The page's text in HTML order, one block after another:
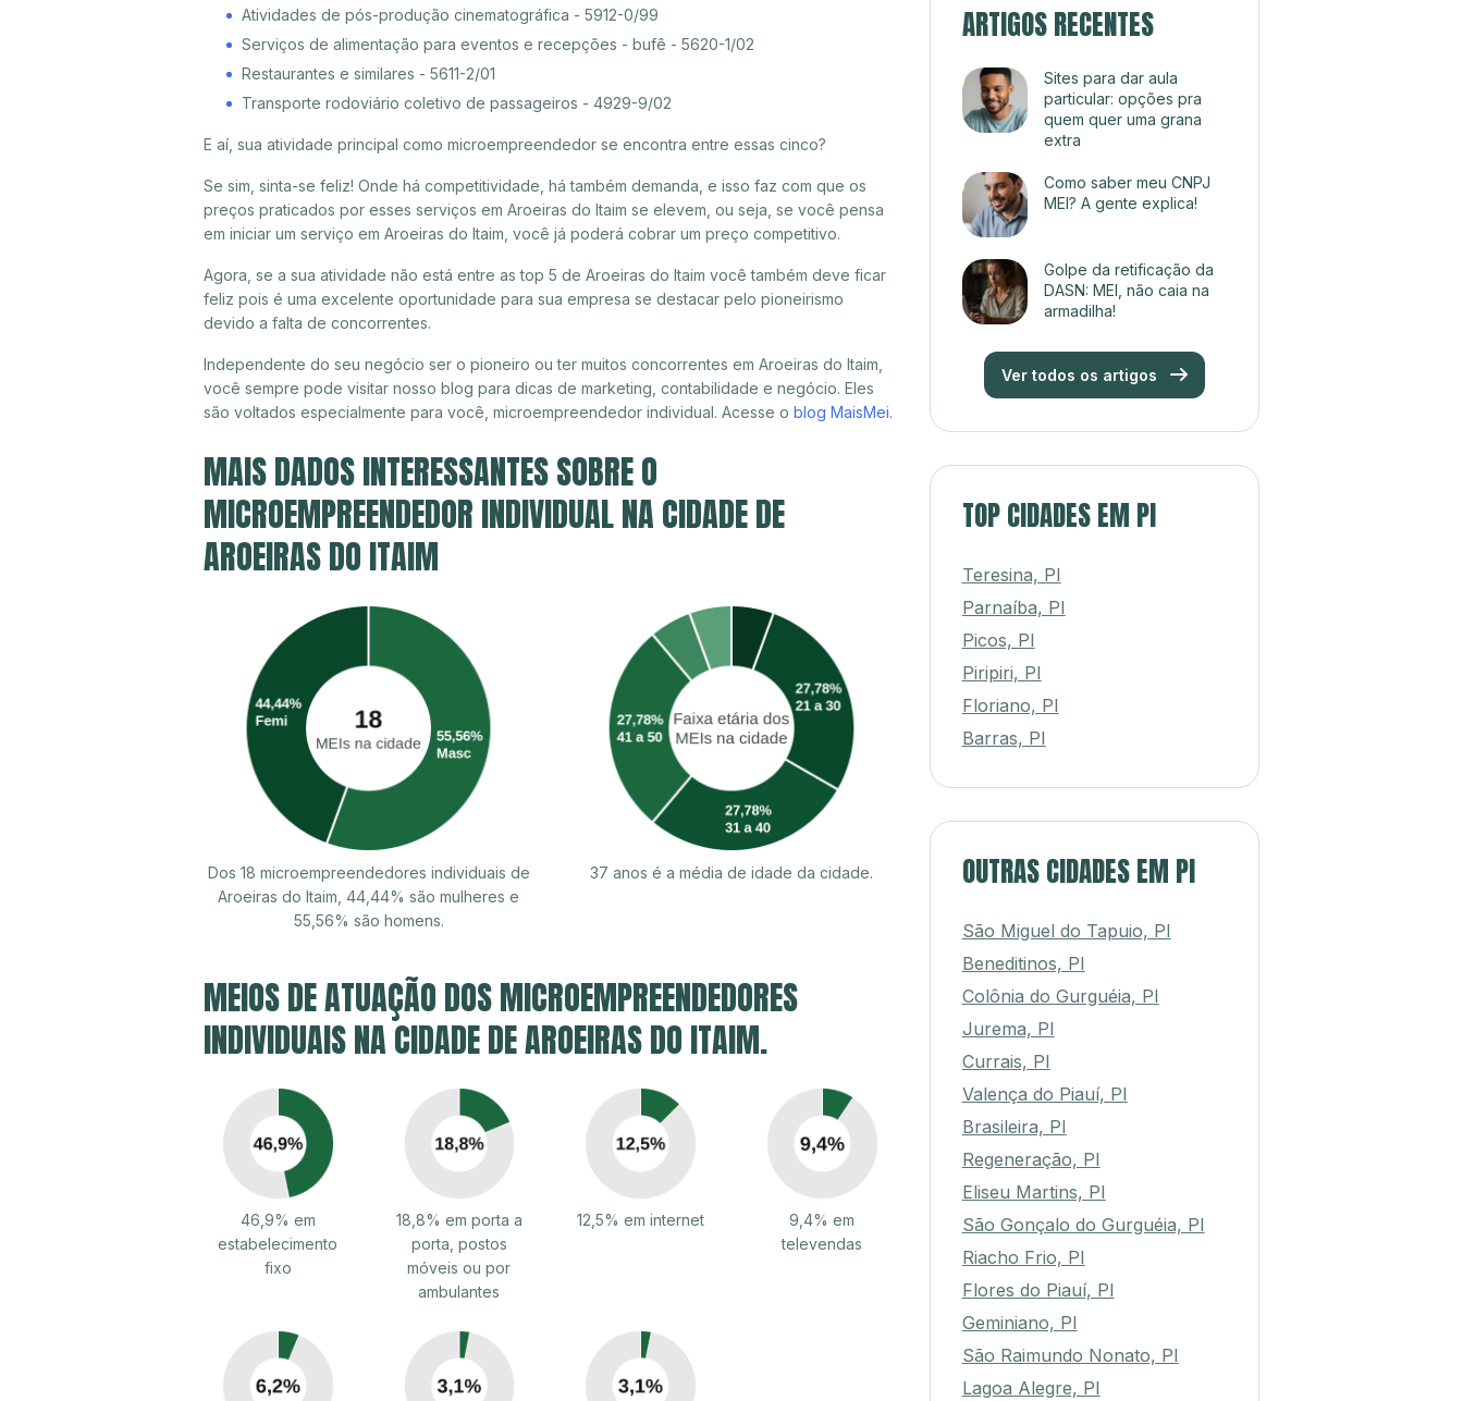
Atividades de pós-produção cinematográfica - 5912-0/99
Serviços de alimentação para eventos e recepções - bufê - 5620-1/02
Restaurantes e similares - 5611-2/01
Transporte rodoviário coletivo de passageiros - 4929-9/02
E aí, sua atividade principal como microempreendedor se encontra entre essas cinco?
Se sim, sinta-se feliz! Onde há competitividade, há também demanda, e isso faz com que os
preços praticados por esses serviços em Aroeiras do Itaim se elevem, ou seja, se você pensa
em iniciar um serviço em Aroeiras do Itaim, você já poderá cobrar um preço competitivo.
Agora, se a sua atividade não está entre as top 5 de Aroeiras do Itaim você também deve ficar
feliz pois é uma excelente oportunidade para sua empresa se destacar pelo pioneirismo
devido a falta de concorrentes.
Independente do seu negócio ser o pioneiro ou ter muitos concorrentes em Aroeiras do Itaim,
você sempre pode visitar nosso blog para dicas de marketing, contabilidade e negócio. Eles
são voltados especialmente para você, microempreendedor individual. Acesse o blog MaisMei.
MAIS DADOS INTERESSANTES SOBRE O
MICROEMPREENDEDOR INDIVIDUAL NA CIDADE DE
AROEIRAS DO ITAIM
Dos 18 microempreendedores individuais de
Aroeiras do Itaim, 44,44% são mulheres e
55,56% são homens.
37 anos é a média de idade da cidade.
MEIOS DE ATUAÇÃO DOS MICROEMPREENDEDORES
INDIVIDUAIS NA CIDADE DE AROEIRAS DO ITAIM.
46,9% em
estabelecimento
fixo
18,8% em porta a
porta, postos
móveis ou por
ambulantes
12,5% em internet
9,4% em
televendas
ARTIGOS RECENTES
Sites para dar aula
particular: opções pra
quem quer uma grana
extra
Como saber meu CNPJ
MEI? A gente explica!
Golpe da retificação da
DASN: MEI, não caia na
armadilha!
Ver todos os artigos
TOP CIDADES EM PI
Teresina, PI
Parnaíba, PI
Picos, PI
Piripiri, PI
Floriano, PI
Barras, PI
OUTRAS CIDADES EM PI
São Miguel do Tapuio, PI
Beneditinos, PI
Colônia do Gurguéia, PI
Jurema, PI
Currais, PI
Valença do Piauí, PI
Brasileira, PI
Regeneração, PI
Eliseu Martins, PI
São Gonçalo do Gurguéia, PI
Riacho Frio, PI
Flores do Piauí, PI
Geminiano, PI
São Raimundo Nonato, PI
Lagoa Alegre, PI